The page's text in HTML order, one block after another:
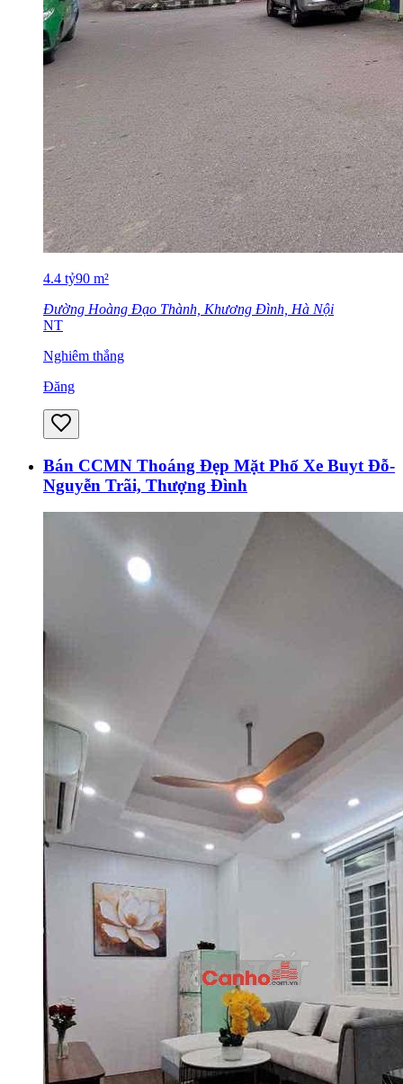
4.4 tỷ90 m²
Đường Hoàng Đạo Thành, Khương Đình, Hà Nội
NT
Nghiêm thắng
Đăng
Bán CCMN Thoáng Đẹp Mặt Phố Xe Buyt Đỗ-
Nguyễn Trãi, Thượng Đình